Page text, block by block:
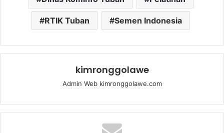
RTIK Tuban Semen Indonesia
kimronggolawe
Admin Web kimronggolawe.com